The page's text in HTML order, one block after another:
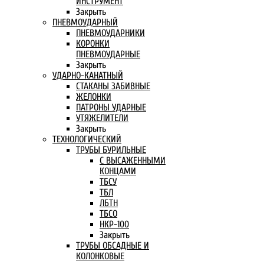
Закрыть
ПНЕВМОУДАРНЫЙ
ПНЕВМОУДАРНИКИ
КОРОНКИ
ПНЕВМОУДАРНЫЕ
Закрыть
УДАРНО-КАНАТНЫЙ
СТАКАНЫ ЗАБИВНЫЕ
ЖЕЛОНКИ
ПАТРОНЫ УДАРНЫЕ
УТЯЖЕЛИТЕЛИ
Закрыть
ТЕХНОЛОГИЧЕСКИЙ
ТРУБЫ БУРИЛЬНЫЕ
С ВЫСАЖЕННЫМИ
КОНЦАМИ
ТБСУ
ТБЛ
ЛБТН
ТБСО
НКР-100
Закрыть
ТРУБЫ ОБСАДНЫЕ И
КОЛОНКОВЫЕ